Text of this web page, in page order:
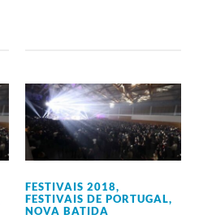
FESTIVAIS 2018,
FESTIVAIS DE PORTUGAL,
NOVA BATIDA